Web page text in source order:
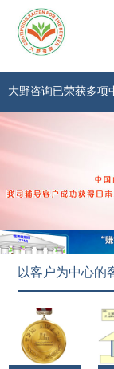
大野咨询已荣获多项
以客户为中心的